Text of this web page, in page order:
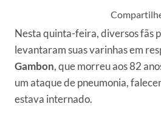
Nesta quinta-feira, diversos fãs
levantaram suas varinhas em
Gambon, que morreu aos 82
um ataque de pneumonia,
estava internado.